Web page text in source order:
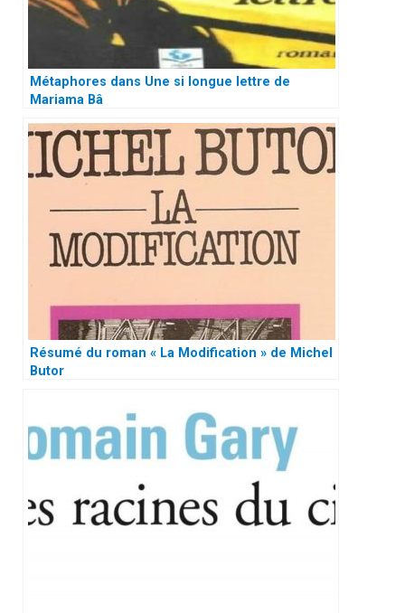
Métaphores dans Une si longue lettre de
Mariama Bâ
Résumé du roman « La Modification » de Michel
Butor